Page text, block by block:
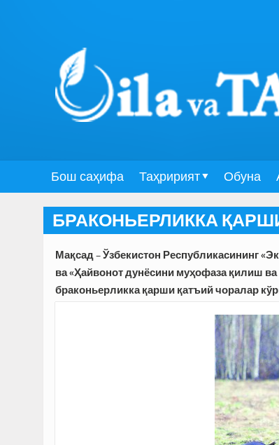
Бош саҳифа Таҳририят Обуна
БРАКОНЬЕРЛИККА
Мақсад – Ўзбекистон Республикасининг
ва «Ҳайвонот дунёсини муҳофаза қилиш
браконьерликка қарши қатъий чоралар